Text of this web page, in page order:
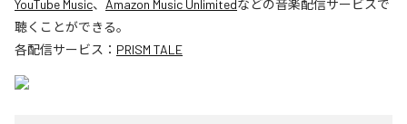
YouTube Music、 Amazon Music Unlimitedなどの音楽配信サービスで
聴くことができる。
各配信サービス： PRISM TALE